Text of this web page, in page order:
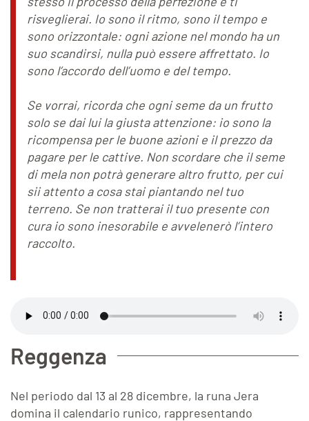
risveglierai. Io sono il ritmo, sono il tempo e
sono orizzontale: ogni azione nel mondo ha un
suo scandirsi, nulla può essere affrettato. Io
sono l’accordo dell’uomo e del tempo.
Se vorrai, ricorda che ogni seme da un frutto
solo se dai lui la giusta attenzione: io sono la
ricompensa per le buone azioni e il prezzo da
pagare per le cattive. Non scordare che il seme
di mela non potrà generare altro frutto, per cui
sii attento a cosa stai piantando nel tuo
terreno. Se non tratterai il tuo presente con
cura io sono inesorabile e avvelenerò l’intero
raccolto.
Reggenza
Nel periodo dal 13 al 28 dicembre, la runa Jera
domina il calendario runico, rappresentando